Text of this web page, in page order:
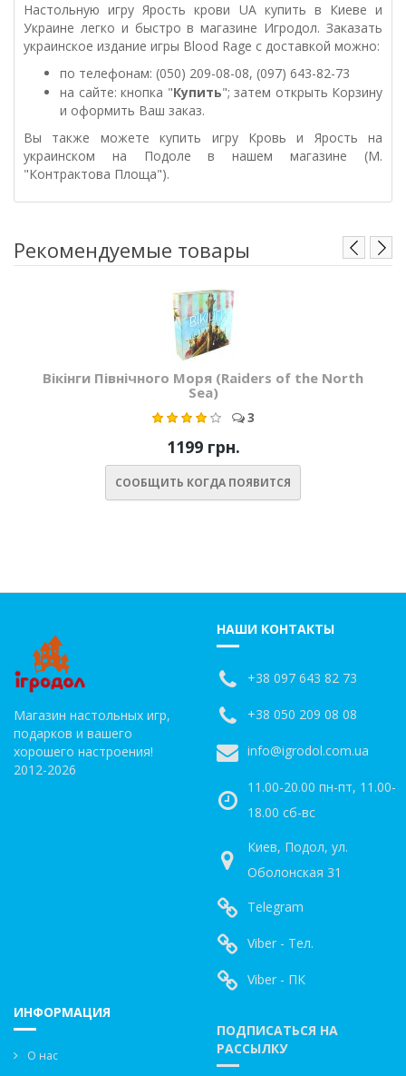
Настольную игру Ярость крови UA купить в Киеве и
Украине легко и быстро в магазине Игродол. Заказать
украинское издание игры Blood Rage с доставкой можно:
по телефонам: (050) 209-08-08, (097) 643-82-73
на сайте: кнопка "Купить"; затем открыть Корзину
и оформить Ваш заказ.
Вы также можете купить игру Кровь и Ярость на
украинском на Подоле в нашем магазине (М.
"Контрактова Площа").
Рекомендуемые товары
Вікінги Північного Моря (Raiders of the North
Sea)
3
1199 грн.
СООБЩИТЬ КОГДА ПОЯВИТСЯ
Магазин настольных игр,
подарков и вашего
хорошего настроения!
2012-2026
НАШИ КОНТАКТЫ
+38 097 643 82 73
+38 050 209 08 08
info@igrodol.com.ua
11.00-20.00 пн-пт, 11.00-
18.00 сб-вс
Киев, Подол, ул.
Оболонская 31
Telegram
Viber - Тел.
Viber - ПК
ИНФОРМАЦИЯ
О нас
ПОДПИСАТЬСЯ НА
РАССЫЛКУ